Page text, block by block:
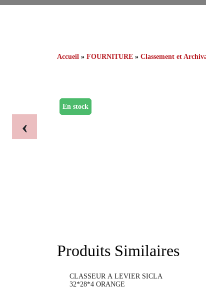
Accueil » FOURNITURE » Classement et
En stock
‹
Produits Similaires
CLASSEUR A LEVIER SICLA
32*28*4 ORANGE